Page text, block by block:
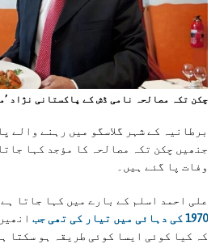
چکن تکہ مصالحہ نامی ڈش کے پاکستانی نژاد
برطانیہ کے شہر گلاسگو میں رہنے والے
وفات پا گئے ہیں۔
علی احمد اسلم کے بارے میں کہا جاتا
1970 کی دہائی میں تیار کی تھی جب
کہ کیا کوئی ایسا کوئی طریقہ ہو سکتا